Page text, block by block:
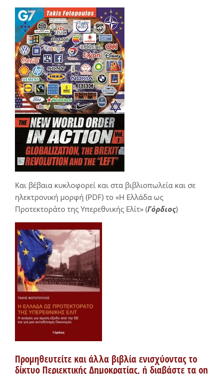
Και βέβαια κυκλοφορεί και στα βιβλιοπωλεία και σε
ηλεκτρονική μορφή (PDF) το «Η Ελλάδα ως
Προτεκτοράτο της Υπερεθνικής Ελίτ» (Γόρδιος)
Προμηθευτείτε και άλλα βιβλία ενισχύοντας το
δίκτυο Περιεκτικής Δημοκρατίας, ή διαβάστε τα on